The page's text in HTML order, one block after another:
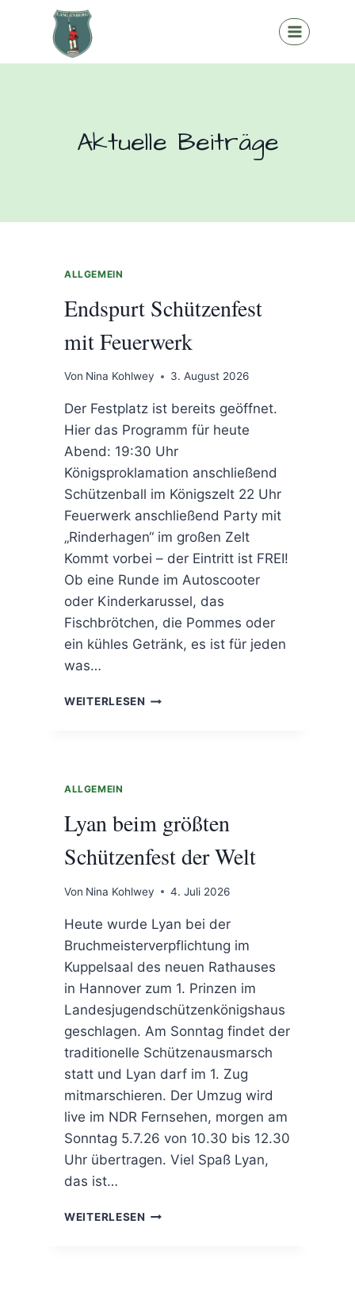
Aktuelle Beiträge
ALLGEMEIN
Endspurt Schützenfest
mit Feuerwerk
Von Nina Kohlwey 3. August 2026
Der Festplatz ist bereits geöffnet.
Hier das Programm für heute
Abend: 19:30 Uhr
Königsproklamation anschließend
Schützenball im Königszelt 22 Uhr
Feuerwerk anschließend Party mit
„Rinderhagen“ im großen Zelt
Kommt vorbei – der Eintritt ist FREI!
Ob eine Runde im Autoscooter
oder Kinderkarussel, das
Fischbrötchen, die Pommes oder
ein kühles Getränk, es ist für jeden
was…
WEITERLESEN ENDSPURT
ALLGEMEIN
Lyan beim größten
Schützenfest der Welt
Von Nina Kohlwey 4. Juli 2026
Heute wurde Lyan bei der
Bruchmeisterverpflichtung im
Kuppelsaal des neuen Rathauses
in Hannover zum 1. Prinzen im
Landesjugendschützenkönigshaus
geschlagen. Am Sonntag findet der
traditionelle Schützenausmarsch
statt und Lyan darf im 1. Zug
mitmarschieren. Der Umzug wird
live im NDR Fernsehen, morgen am
Sonntag 5.7.26 von 10.30 bis 12.30
Uhr übertragen. Viel Spaß Lyan,
das ist…
WEITERLESEN LYAN